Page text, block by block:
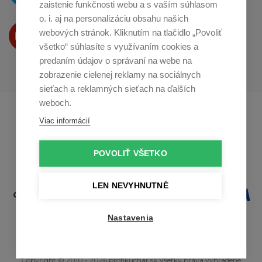
zaistenie funkčnosti webu a s vaším súhlasom
o. i. aj na personalizáciu obsahu našich
webových stránok. Kliknutím na tlačidlo „Povoliť
všetko“ súhlasíte s využívaním cookies a
predaním údajov o správaní na webe na
zobrazenie cielenej reklamy na sociálnych
sieťach a reklamných sieťach na ďalších
weboch.
Viac informácií
POVOLIŤ VŠETKO
LEN NEVYHNUTNÉ
Nastavenia
Produkty Vám predstavujeme
na Youtube
Profikuchař.cz
Copyright © 2010 - 2026 profikuchar.sk Všetky práva vyhradené